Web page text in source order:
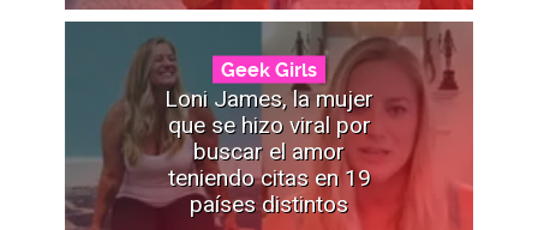
Geek Girls
Loni James, la mujer
que se hizo viral por
buscar el amor
teniendo citas en 19
países distintos